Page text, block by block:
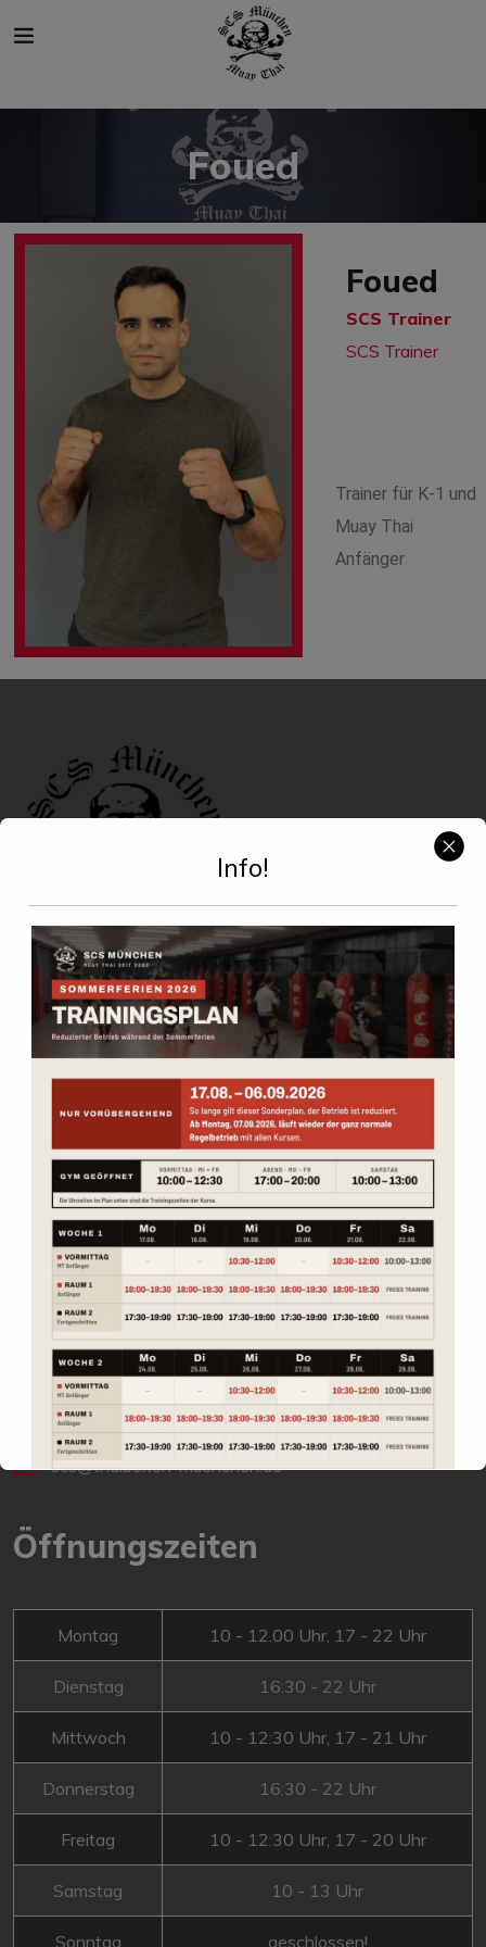
Foued
Foued
SCS Trainer
SCS Trainer
Trainer für K-1 und
Muay Thai
Anfänger
Nicht sicher obMuay Thai oderKampfsport was für dich
ist? Schau einfach zu einem kostenlosemProbetraining
vorbei und überzeuge dich selber. In unseremKampfsport
Studio bieten wir Kurse für alle Stufen an, egal ob Anfänger,
Fortgeschrittene, Wettkämpfer oder Profis.
Zum Probetraining
Kontakt
Westendstraße 100, 80339 München
089/72656619
scs@thaiboxen-muenchen.de
Öffnungszeiten
Montag 10 - 12.00 Uhr, 17 - 22 Uhr
Dienstag 16:30 - 22 Uhr
Mittwoch 10 - 12:30 Uhr, 17 - 21 Uhr
Donnerstag 16:30 - 22 Uhr
Freitag 10 - 12:30 Uhr, 17 - 20 Uhr
Samstag 10 - 13 Uhr
Sonntag geschlossen!
modal-check
Info!